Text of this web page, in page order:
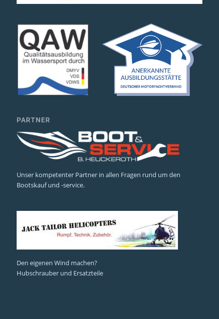
PARTNER
Unser kompetenter Partner in allen Fragen rund um den
Bootskauf und -service.
Den eigenen Wind machen?
Hubschrauber und Ersatzteile